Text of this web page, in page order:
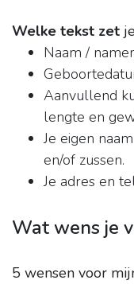
Welke tekst zet
Naam /
Aanvullend
lengte en
Je eigen
en/of zussen.
Je adres en
Wat wens je
5 wensen voor